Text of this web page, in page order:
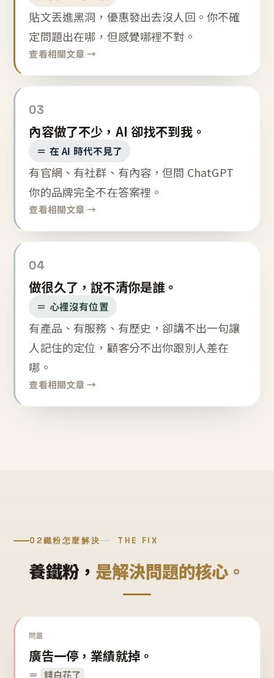
貼文丟進黑洞，優惠發出去沒人回。你不確
定問題出在哪，但感覺哪裡不對。
查看相關文章 →
03
內容做了不少，AI 卻找不到我。
＝ 在 AI 時代不見了
有官網、有社群、有內容，但問 ChatGPT
你的品牌完全不在答案裡。
查看相關文章 →
04
做很久了，說不清你是誰。
＝ 心裡沒有位置
有產品、有服務、有歷史，卻講不出一句讓
人記住的定位，顧客分不出你跟別人差在
哪。
查看相關文章 →
02鐵粉怎麼解決 THE FIX
養鐵粉， 是解決問題的核心。
問題
廣告一停，業績就掉。
＝ 錢白花了